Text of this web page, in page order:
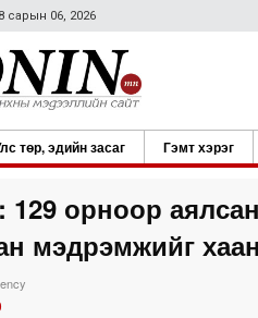
сарын 06, 2026
төр, эдийн засаг Гэмт хэрэг
129 орноор
мэдрэмжийг